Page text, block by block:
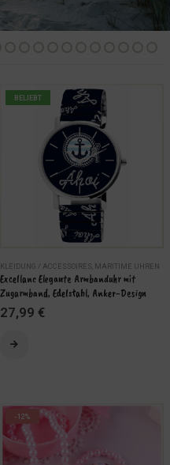
BELIEBT
KLEIDUNG / ACCESSOIRES MARITIME UHREN
Excellanc Elegante Armbanduhr mit
Zugarmband, Edelstahl, Anker-Design
27,99 €
-12%